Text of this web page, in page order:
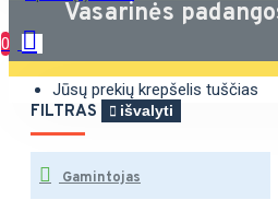
0
Jūsų prekių krepšelis tuščias
Vasarinės
FILTRAS išvalyti
Gamintojas